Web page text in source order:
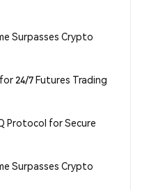
Surpasses Crypto
24/7 Futures Trading
Protocol for Secure
Surpasses Crypto